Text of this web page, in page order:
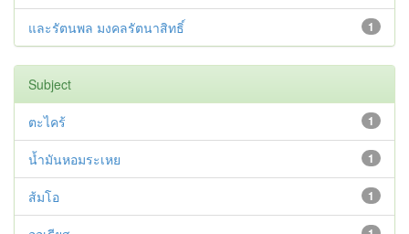
1
และรัตนพล มงคลรัตนาสิทธิ์
Subject
1
ตะไคร้
1
น้ำมันหอมระเหย
1
ส้มโอ